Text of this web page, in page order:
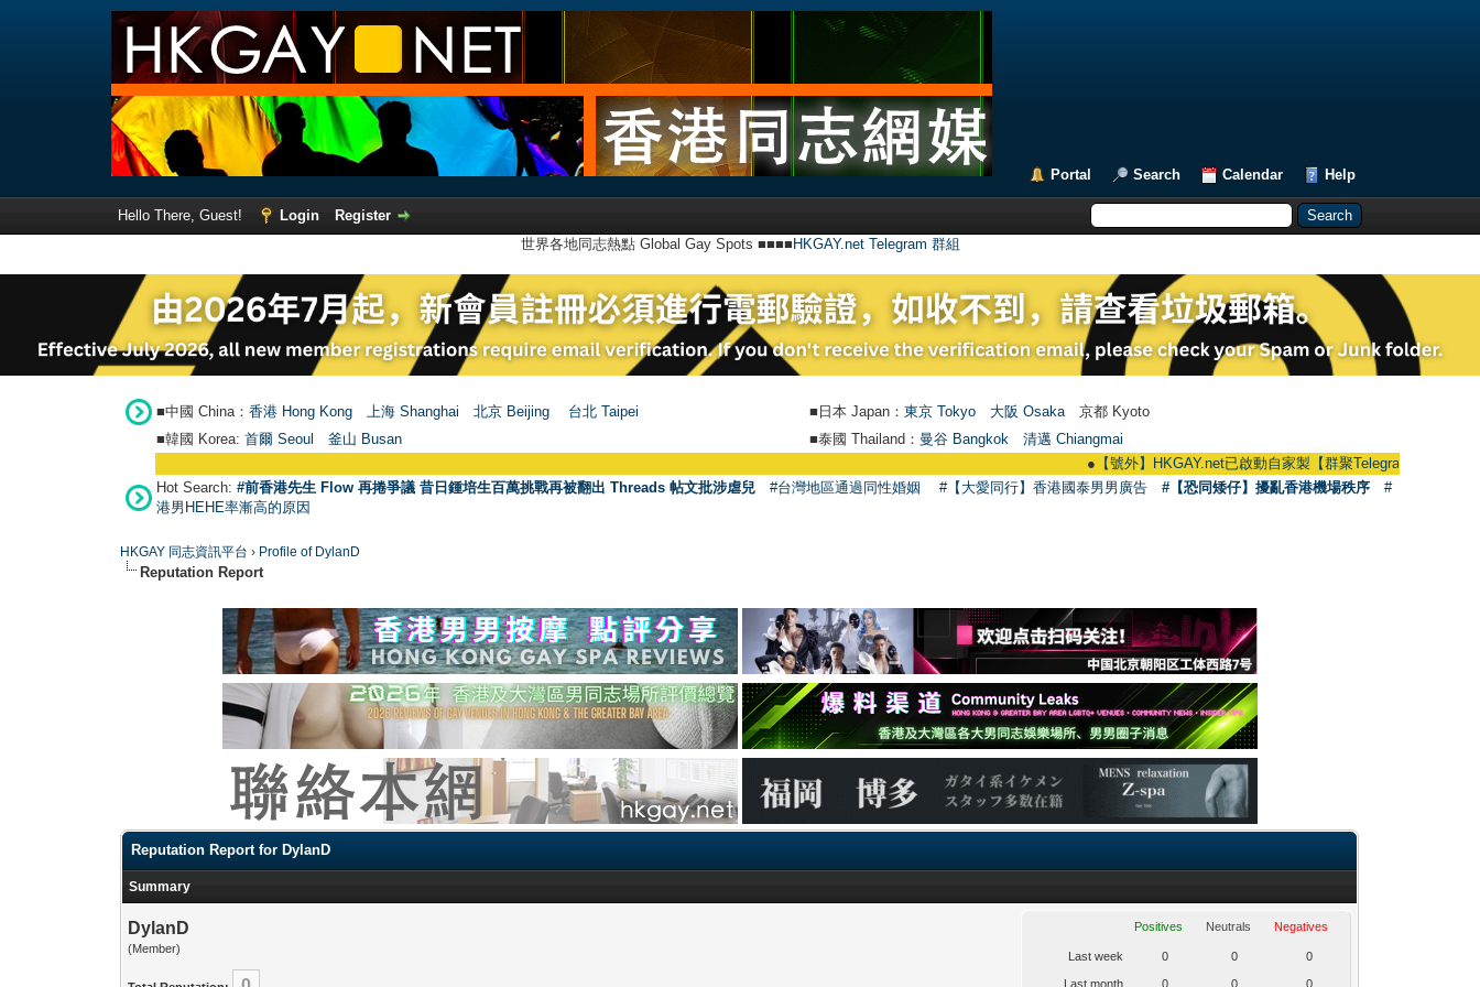
Portal Search Calendar Help
Hello There, Guest! Login
Register
世界各地同志熱點 Global Gay Spots ■■■■ HKGAY.net Telegram 群組
■中國 China： 香港 Hong Kong 上海 Shanghai 北京 Beijing 台北 Taipei ■日本 Japan： 東京 Tokyo 大阪 Osaka 京都 Kyoto
■韓國 Korea: 首爾 Seou 釜山 Busan ■泰國 Thailand： 曼谷 Bangkok
清邁 Chiangmai
【號外】HKGAY.net已啟動自家製【群聚Telegram群組】
Hot Search: #前香港先生 Flow 再捲爭議 昔日鍾培生百萬挑戰再被翻出 Threads 帖文批涉虐兒 #台灣地區通過同性婚姻 #【大愛同行】香港國泰男男廣告 #【恐同矮仔】擾亂香港機場秩序
#
港男HEHE率漸高的原因
HKGAY 同志資訊平台 › Profile of DylanD
Reputation Report
Reputation Report for DylanD
Summary
DylanD
(Member)
Positives Neutrals Negatives
Last week 0 0 0
Last month 0 0 0